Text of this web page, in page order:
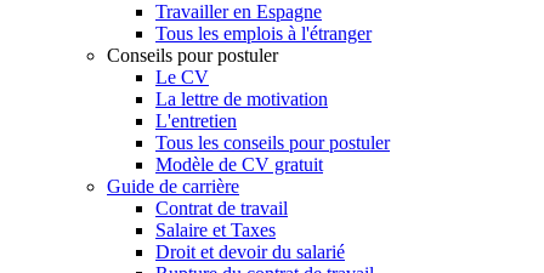
Travailler en Espagne
Tous les emplois à l'étranger
Conseils pour postuler
Le CV
La lettre de motivation
L'entretien
Tous les conseils pour postuler
Modèle de CV gratuit
Guide de carrière
Contrat de travail
Salaire et Taxes
Droit et devoir du salarié